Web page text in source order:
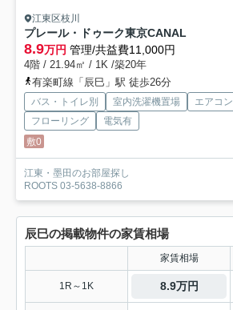
江東区枝川
プレール・ドゥーク東京CANAL
8.9万円 管理/共益費11,000円
4階 / 21.94㎡ / 1K /築20年
有楽町線「辰巳」駅 徒歩26分
バス・トイレ別 室内洗濯機置場 エアコン
フローリング
電気有
敷0
江東・墨田のお部屋探し
ROOTS 03-5638-8866
辰巳の掲載物件の家賃相場
家賃相場
1R～1K 8.9万円